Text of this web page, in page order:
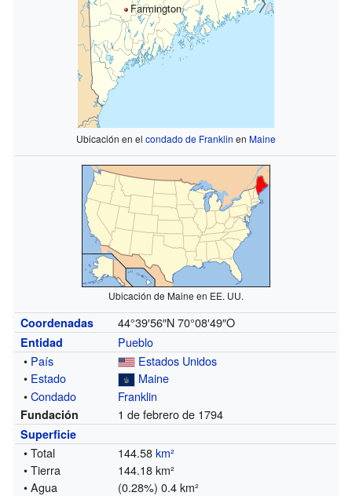
Farmington
Ubicación en el condado de Franklin en Maine
Ubicación de Maine en EE. UU.
Coordenadas 44°39′56″N 70°08′49″O
Entidad
Pueblo
• País
Estados Unidos
• Estado
Maine
•Condado Franklin
Fundación 1 de febrero de 1794
Superficie
• Total 144.58km²
• Tierra
144.18 km²
• Agua
(0.28%) 0.4 km²